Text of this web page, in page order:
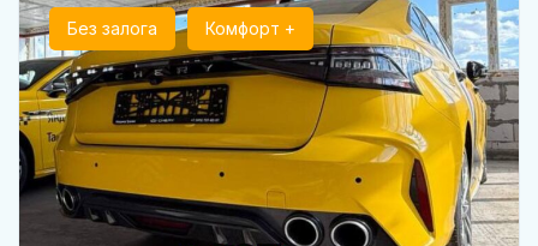
Без залога Комфорт +